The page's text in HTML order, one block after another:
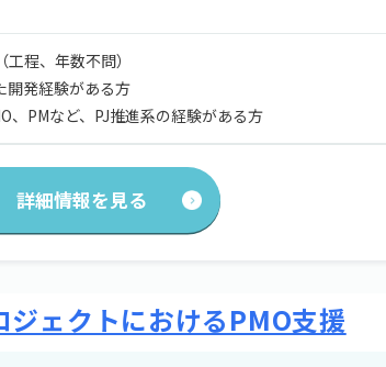
程、年数不問）
開発経験がある方
、PMなど、PJ推進系の経験がある方
詳細情報を見る
ェクトにおけるPMO支援